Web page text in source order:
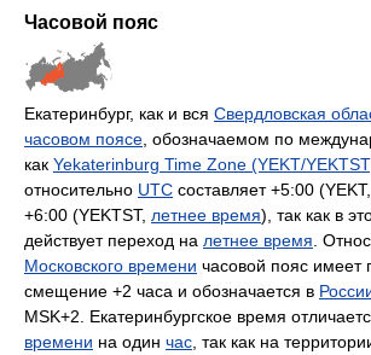
Часовой пояс
Екатеринбург, как и вся Свердловская
часовом поясе , обозначаемом по
как Yekaterinburg Time Zone (YEKT/
относительно UTC составляет +5:00 (YEKT,
+6:00 (YEKTST, летнее время), так как в
действует переход на летнее время .
Московского времени часовой пояс имеет
смещение +2 часа и обозначается в
MSK+2. Екатеринбургское время
времени на один час , так как на